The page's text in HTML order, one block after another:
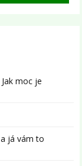
moc je
já vám to